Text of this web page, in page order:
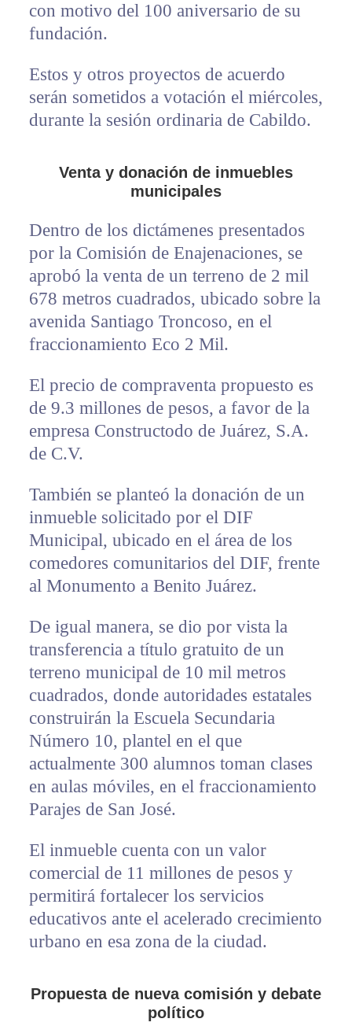
con motivo del 100 aniversario de su
fundación.
Estos y otros proyectos de acuerdo
serán sometidos a votación el miércoles,
durante la sesión ordinaria de Cabildo.
Venta y donación de inmuebles
municipales
Dentro de los dictámenes presentados
por la Comisión de Enajenaciones, se
aprobó la venta de un terreno de 2 mil
678 metros cuadrados, ubicado sobre la
avenida Santiago Troncoso, en el
fraccionamiento Eco 2 Mil.
El precio de compraventa propuesto es
de 9.3 millones de pesos, a favor de la
empresa Constructodo de Juárez, S.A.
de C.V.
También se planteó la donación de un
inmueble solicitado por el DIF
Municipal, ubicado en el área de los
comedores comunitarios del DIF, frente
al Monumento a Benito Juárez.
De igual manera, se dio por vista la
transferencia a título gratuito de un
terreno municipal de 10 mil metros
cuadrados, donde autoridades estatales
construirán la Escuela Secundaria
Número 10, plantel en el que
actualmente 300 alumnos toman clases
en aulas móviles, en el fraccionamiento
Parajes de San José.
El inmueble cuenta con un valor
comercial de 11 millones de pesos y
permitirá fortalecer los servicios
educativos ante el acelerado crecimiento
urbano en esa zona de la ciudad.
Propuesta de nueva comisión y debate
político